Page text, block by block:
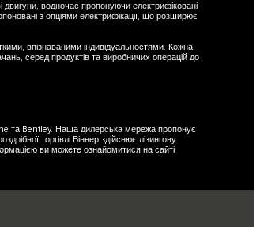
двигуни, водночас пропонуючи електрифіковані
з опціями електрифікації, що розширює
впізнаваними індивідуальностями. Кожна
серед продуктів та виробничих операцій до
та Bentley. Наша дилерська мережа пропонує
торгівлі Віннер здійснює лізингову
ви можете ознайомитися на сайті